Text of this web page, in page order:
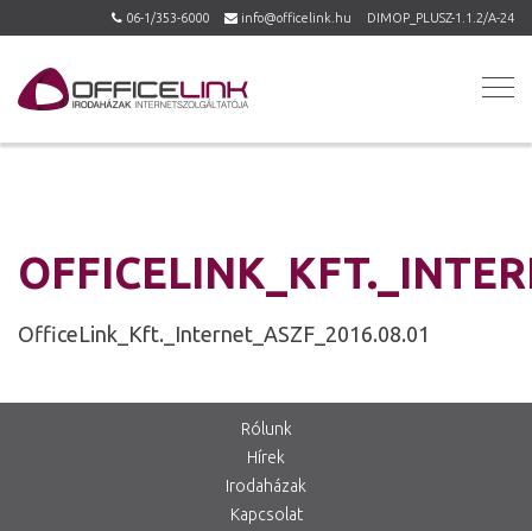
06-1/353-6000 info@officelink.hu DIMOP_PLUSZ-1.1.2/A-24
OfficeLink_Kft._Internet_ASZF_2016.08.01
Rólunk
Hírek
Irodaházak
Kapcsolat